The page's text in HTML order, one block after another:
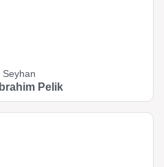
Seyhan
İbrahim Pelik